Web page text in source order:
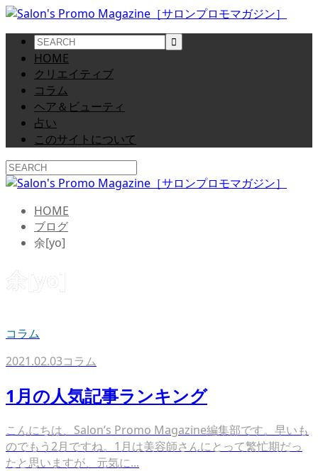
HOME
クリエイティブ
コラム
ヘア＆ビューティ
占い
このサイトについて
HOME
ブログ
余[yo]
余[yo]
コラム
2021.02.03コラム
1月の人気記事ランキング
こんにちは、Salon’s Promo Magazine編集部です。早いも
のでもう2月ですね。1月は美容師さんにとって繁忙期だっ
たと思いますが、元気に...